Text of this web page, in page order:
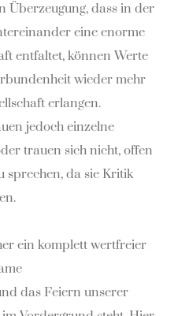
Überzeugung, dass in der
eine enorme
entfaltet, können Werte
wieder mehr
erlangen.
jedoch einzelne
trauen sich nicht, offen
sprechen, da sie Kritik
ein komplett wertfreier
das Feiern unserer